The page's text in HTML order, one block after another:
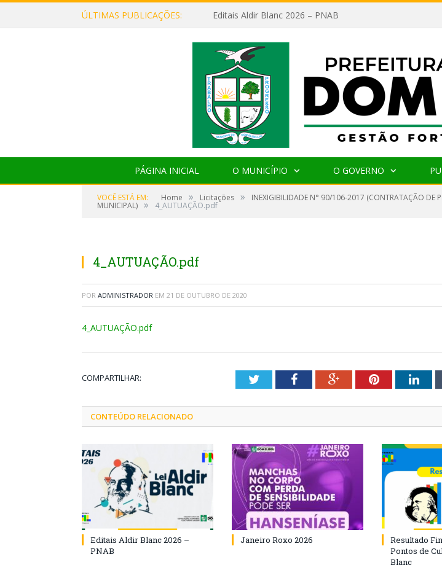
ÚLTIMAS PUBLICAÇÕES: Editais Aldir Blanc 2026 – PNAB
PÁGINA INICIAL O MUNICÍPIO O GOVERNO
VOCÊ ESTÁ EM: Home » Licitações » INEXIGIBILIDADE N° 90/106-2017 (CONTRATAÇÃO DE
MUNICIPAL) » 4_AUTUAÇÃO.pdf
4_AUTUAÇÃO.pdf
POR ADMINISTRADOR EM 21 DE OUTUBRO DE 2020
4_AUTUAÇÃO.pdf
COMPARTILHAR: TwitterFacebookGoogle+Pinterest
CONTEÚDO RELACIONADO
Editais Aldir Blanc 2026 –
PNAB
Janeiro Roxo 2026
Resultado
Pontos de
Blanc